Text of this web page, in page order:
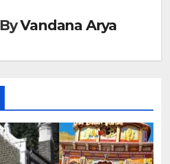
ByVandana Arya